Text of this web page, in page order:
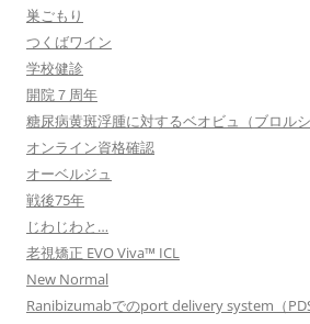
巣ごもり
つくばワイン
学校健診
開院７周年
糖尿病黄斑浮腫に対するベオビュ（ブロルシ
オンライン資格確認
オーベルジュ
戦後75年
じわじわと…
老視矯正 EVO Viva™ ICL
New Normal
Ranibizumabでのport delivery system（PDS